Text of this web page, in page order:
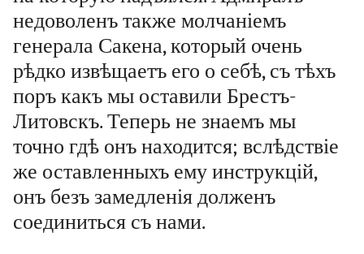
недоволенъ также молчаніемъ
генерала Сакена, который очень
рѣдко извѣщаетъ его о себѣ, съ тѣхъ
поръ какъ мы оставили Брестъ-
Литовскъ. Теперь не знаемъ мы
точно гдѣ онъ находится; вслѣдствіе
же оставленныхъ ему инструкцій,
онъ безъ замедленія долженъ
соединиться съ нами.